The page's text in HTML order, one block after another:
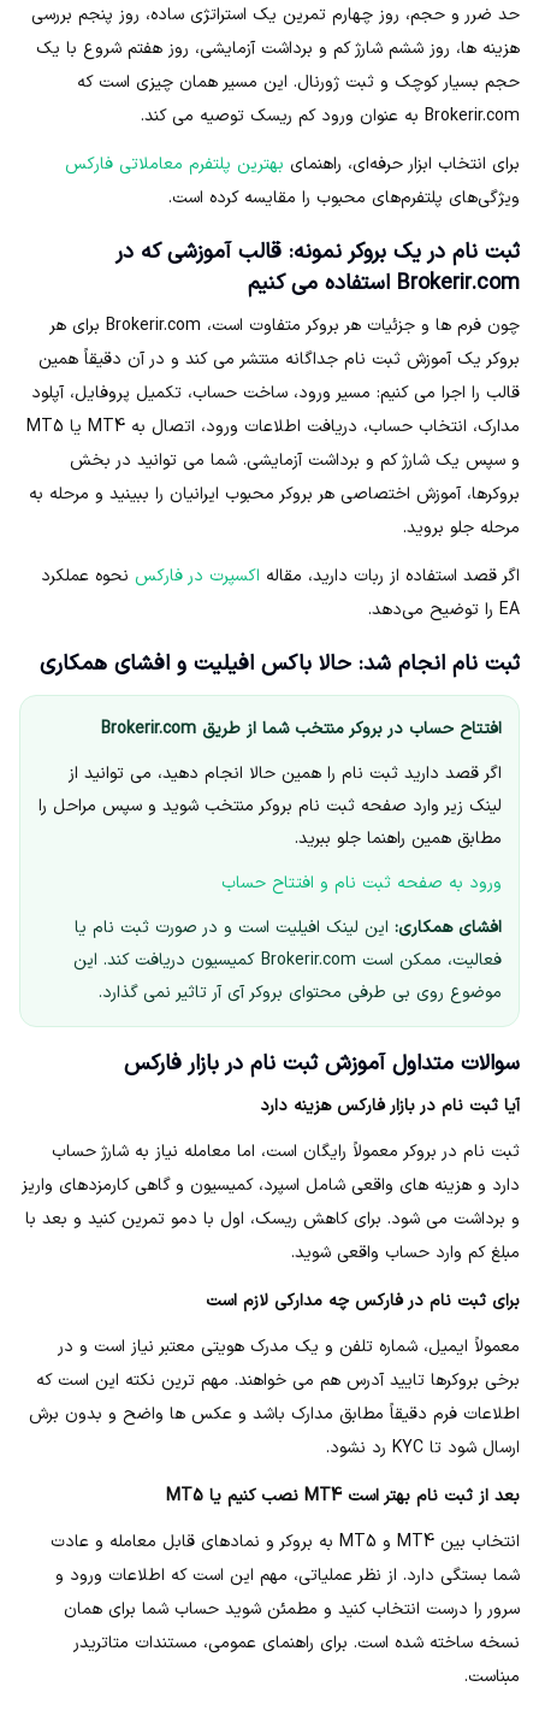
حد ضرر و حجم، روز چهارم تمرین یک استراتژی ساده، روز پنجم بررسی
هزینه ها، روز ششم شارژ کم و برداشت آزمایشی، روز هفتم شروع با یک
حجم بسیار کوچک و ثبت ژورنال. این مسیر همان چیزی است که
Brokerir.com به عنوان ورود کم ریسک توصیه می کند.
برای انتخاب ابزار حرفه‌ای، راهنمای بهترین پلتفرم معاملاتی فارکس
ویژگی‌های پلتفرم‌های محبوب را مقایسه کرده است.
ثبت نام در یک بروکر نمونه: قالب آموزشی که در
Brokerir.com استفاده می کنیم
چون فرم ها و جزئیات هر بروکر متفاوت است، Brokerir.com برای هر
بروکر یک آموزش ثبت نام جداگانه منتشر می کند و در آن دقیقاً همین
قالب را اجرا می کنیم: مسیر ورود، ساخت حساب، تکمیل پروفایل، آپلود
مدارک، انتخاب حساب، دریافت اطلاعات ورود، اتصال به MT4 یا MT5
و سپس یک شارژ کم و برداشت آزمایشی. شما می توانید در بخش
بروکرها، آموزش اختصاصی هر بروکر محبوب ایرانیان را ببینید و مرحله به
مرحله جلو بروید.
اگر قصد استفاده از ربات دارید، مقاله اکسپرت در فارکس نحوه عملکرد
EA را توضیح می‌دهد.
ثبت نام انجام شد: حالا باکس افیلیت و افشای همکاری
افتتاح حساب در بروکر منتخب شما از طریق Brokerir.com
اگر قصد دارید ثبت نام را همین حالا انجام دهید، می توانید از
لینک زیر وارد صفحه ثبت نام بروکر منتخب شوید و سپس مراحل را
مطابق همین راهنما جلو ببرید.
ورود به صفحه ثبت نام و افتتاح حساب
افشای همکاری: این لینک افیلیت است و در صورت ثبت نام یا
فعالیت، ممکن است Brokerir.com کمیسیون دریافت کند. این
موضوع روی بی طرفی محتوای بروکر آی آر تاثیر نمی گذارد.
سوالات متداول آموزش ثبت نام در بازار فارکس
آیا ثبت نام در بازار فارکس هزینه دارد
ثبت نام در بروکر معمولاً رایگان است، اما معامله نیاز به شارژ حساب
دارد و هزینه های واقعی شامل اسپرد، کمیسیون و گاهی کارمزدهای واریز
و برداشت می شود. برای کاهش ریسک، اول با دمو تمرین کنید و بعد با
مبلغ کم وارد حساب واقعی شوید.
برای ثبت نام در فارکس چه مدارکی لازم است
معمولاً ایمیل، شماره تلفن و یک مدرک هویتی معتبر نیاز است و در
برخی بروکرها تایید آدرس هم می خواهند. مهم ترین نکته این است که
اطلاعات فرم دقیقاً مطابق مدارک باشد و عکس ها واضح و بدون برش
ارسال شود تا KYC رد نشود.
بعد از ثبت نام بهتر است MT4 نصب کنیم یا MT5
انتخاب بین MT4 و MT5 به بروکر و نمادهای قابل معامله و عادت
شما بستگی دارد. از نظر عملیاتی، مهم این است که اطلاعات ورود و
سرور را درست انتخاب کنید و مطمئن شوید حساب شما برای همان
نسخه ساخته شده است. برای راهنمای عمومی، مستندات متاتریدر
مبناست.